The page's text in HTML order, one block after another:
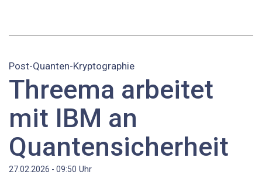
Post-Quanten-Kryptographie
Threema arbeitet
mit IBM an
Quantensicherheit
27.02.2026 - 09:50 Uhr